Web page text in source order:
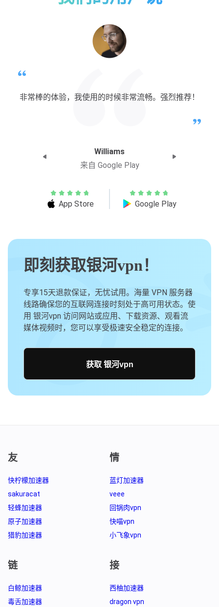
非常棒的体验，我使用的时候非常流畅。强烈推荐！
Williams
来自 Google Play
App Store Google Play
即刻获取银河vpn！
专享15天退款保证，无忧试用。海量 VPN 服务器
线路确保您的互联网连接时刻处于高可用状态。使
用 银河vpn 访问网站或应用、下载资源、观看流
媒体视频时，您可以享受极速安全稳定的连接。
获取 银河vpn
友
快柠檬加速器
sakuracat
轻蜂加速器
原子加速器
猎豹加速器
情
蓝灯加速器
veee
回锅肉vpn
快喵vpn
小飞象vpn
链
白鲸加速器
毒舌加速器
接
西柚加速器
dragon vpn